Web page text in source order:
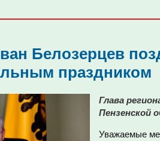
Белозерцев
праздником
Глава
Пензенской
Уважаемые